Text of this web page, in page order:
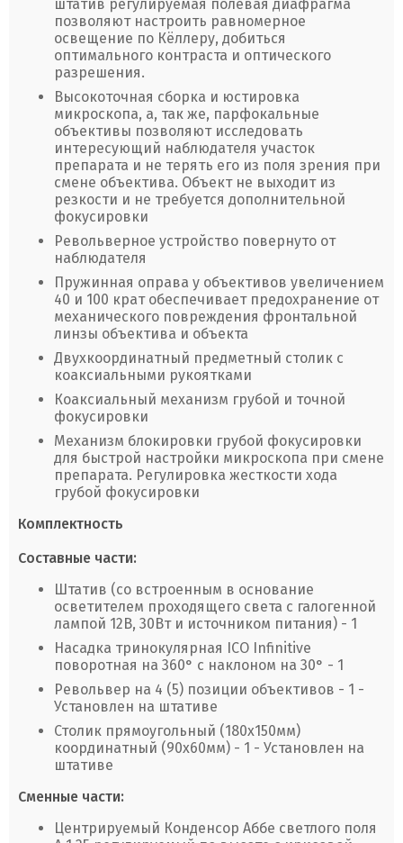
штатив регулируемая полевая диафрагма
позволяют настроить равномерное
освещение по Кёллеру, добиться
оптимального контраста и оптического
разрешения.
Высокоточная сборка и юстировка
микроскопа, а, так же, парфокальные
объективы позволяют исследовать
интересующий наблюдателя участок
препарата и не терять его из поля зрения при
смене объектива. Объект не выходит из
резкости и не требуется дополнительной
фокусировки
Револьверное устройство повернуто от
наблюдателя
Пружинная оправа у объективов увеличением
40 и 100 крат обеспечивает предохранение от
механического повреждения фронтальной
линзы объектива и объекта
Двухкоординатный предметный столик с
коаксиальными рукоятками
Коаксиальный механизм грубой и точной
фокусировки
Механизм блокировки грубой фокусировки
для быстрой настройки микроскопа при смене
препарата. Регулировка жесткости хода
грубой фокусировки
Комплектность
Составные части:
Штатив (со встроенным в основание
осветителем проходящего света с галогенной
лампой 12В, 30Вт и источником питания) - 1
Насадка тринокулярная ICO Infinitive
поворотная на 360° с наклоном на 30° - 1
Револьвер на 4 (5) позиции объективов - 1 -
Установлен на штативе
Столик прямоугольный (180х150мм)
координатный (90х60мм) - 1 - Установлен на
штативе
Сменные части:
Центрируемый Конденсор Аббе светлого поля